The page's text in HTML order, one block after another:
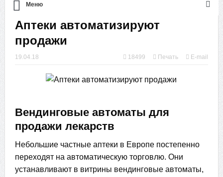
Меню
Аптеки автоматизируют
продажи
19.04.18 18499 Печать E-mail
Вендинговые автоматы для
продажи лекарств
Небольшие частные аптеки в Европе постепенно
переходят на автоматическую торговлю. Они
устанавливают в витрины вендинговые автоматы,